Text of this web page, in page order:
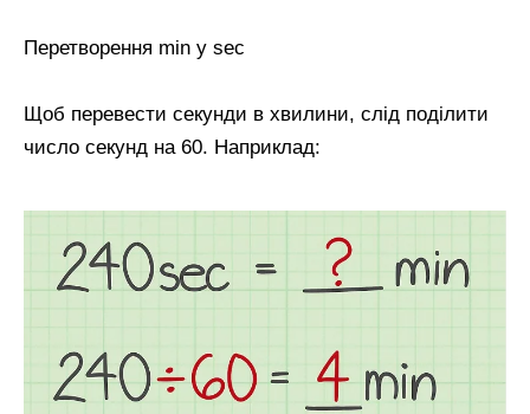
Перетворення min у sec
Щоб перевести секунди в хвилини, слід поділити
число секунд на 60. Наприклад: